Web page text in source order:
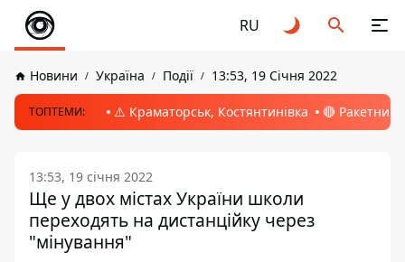
RU
Новини Україна Події 13:53, 19 Січня 2022
ТОПТЕМИ: ⚠️ Краматорськ, Костянтинівка 🔴 Ракетний
13:53, 19 січня 2022
Ще у двох містах України школи
переходять на дистанційку через
"мінування"